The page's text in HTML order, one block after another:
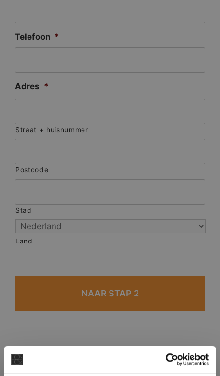
Telefoon *
Adres *
Straat + huisnummer
Postcode
Stad
Land
#1 in de categorie vloeren op Trustpilot
Binnen 24 uur een passende offerte